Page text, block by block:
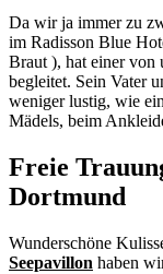
Da wir ja immer zu
im Radisson Blue
Braut ), hat einer von
begleitet. Sein Vater
weniger lustig, wie
Mädels, beim
Freie
Dortmund
Wunderschöne
Seepavillon haben